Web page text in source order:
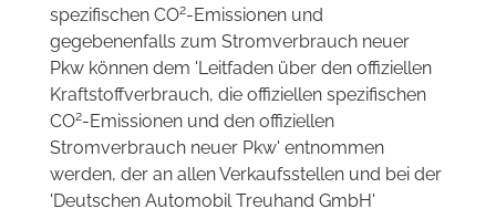
spezifischen CO2-Emissionen und
gegebenenfalls zum Stromverbrauch neuer
Pkw können dem 'Leitfaden über den offiziellen
Kraftstoffverbrauch, die offiziellen spezifischen
CO2-Emissionen und den offiziellen
Stromverbrauch neuer Pkw' entnommen
werden, der an allen Verkaufsstellen und bei der
'Deutschen Automobil Treuhand GmbH'